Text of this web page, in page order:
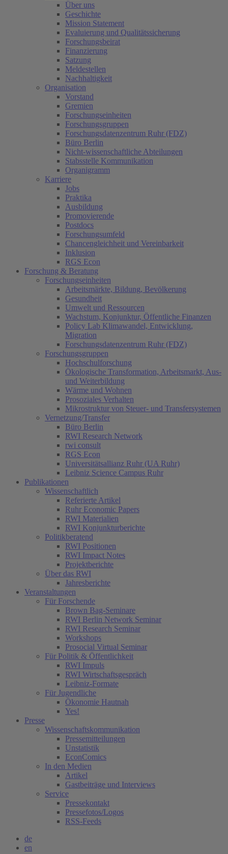
Über uns
Geschichte
Mission Statement
Evaluierung und Qualitätssicherung
Forschungsbeirat
Finanzierung
Satzung
Meldestellen
Nachhaltigkeit
Organisation
Vorstand
Gremien
Forschungseinheiten
Forschungsgruppen
Forschungsdatenzentrum Ruhr (FDZ)
Büro Berlin
Nicht-wissenschaftliche Abteilungen
Stabsstelle Kommunikation
Organigramm
Karriere
Jobs
Praktika
Ausbildung
Promovierende
Postdocs
Forschungsumfeld
Chancengleichheit und Vereinbarkeit
Inklusion
RGS Econ
Forschung & Beratung
Forschungseinheiten
Arbeitsmärkte, Bildung, Bevölkerung
Gesundheit
Umwelt und Ressourcen
Wachstum, Konjunktur, Öffentliche Finanzen
Policy Lab Klimawandel, Entwicklung,
Migration
Forschungsdatenzentrum Ruhr (FDZ)
Forschungsgruppen
Hochschulforschung
Ökologische Transformation, Arbeitsmarkt, Aus-
und Weiterbildung
Wärme und Wohnen
Prosoziales Verhalten
Mikrostruktur von Steuer- und Transfersystemen
Vernetzung/Transfer
Büro Berlin
RWI Research Network
rwi consult
RGS Econ
Universitätsallianz Ruhr (UA Ruhr)
Leibniz Science Campus Ruhr
Publikationen
Wissenschaftlich
Referierte Artikel
Ruhr Economic Papers
RWI Materialien
RWI Konjunkturberichte
Politikberatend
RWI Positionen
RWI Impact Notes
Projektberichte
Über das RWI
Jahresberichte
Veranstaltungen
Für Forschende
Brown Bag-Seminare
RWI Berlin Network Seminar
RWI Research Seminar
Workshops
Prosocial Virtual Seminar(current)
Für Politik & Öffentlichkeit
RWI Impuls
RWI Wirtschaftsgespräch
Leibniz-Formate
Für Jugendliche
Ökonomie Hautnah
Yes!
Presse
Wissenschaftskommunikation
Pressemitteilungen
Unstatistik
EconComics
In den Medien
Artikel
Gastbeiträge und Interviews
Service
Pressekontakt
Pressefotos/Logos
RSS-Feeds
de
en